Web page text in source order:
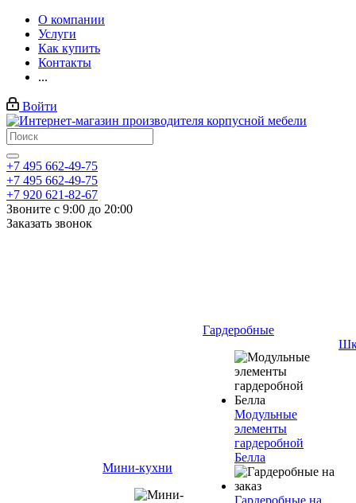
О компании
Услуги
Как купить
Контакты
...
Войти
+7 495 662-49-75
+7 495 662-49-75
+7 920 621-82-67
Звоните с 9:00 до 20:00
Заказать звонок
Мини-кухни
Гардеробные
Модульные
элементы
гардеробной
Белла
Гардеробные на